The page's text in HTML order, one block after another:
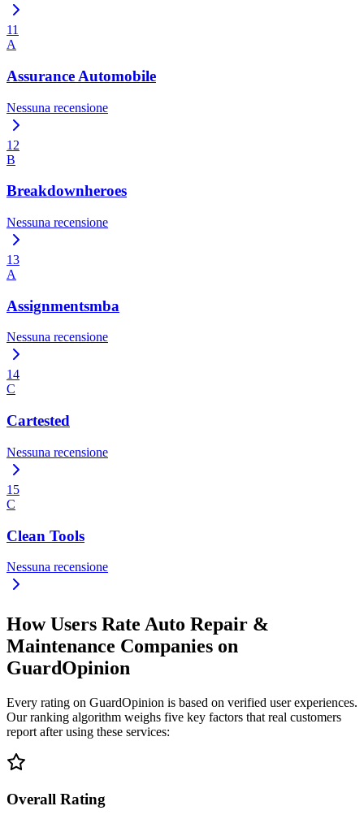
11
A
Assurance Automobile
Nessuna recensione
12
B
Breakdownheroes
Nessuna recensione
13
A
Assignmentsmba
Nessuna recensione
14
C
Cartested
Nessuna recensione
15
C
Clean Tools
Nessuna recensione
How Users Rate Auto Repair &
Maintenance Companies on
GuardOpinion
Every rating on GuardOpinion is based on verified user experiences.
Our ranking algorithm weighs five key factors that real customers
report after using these services:
Overall Rating